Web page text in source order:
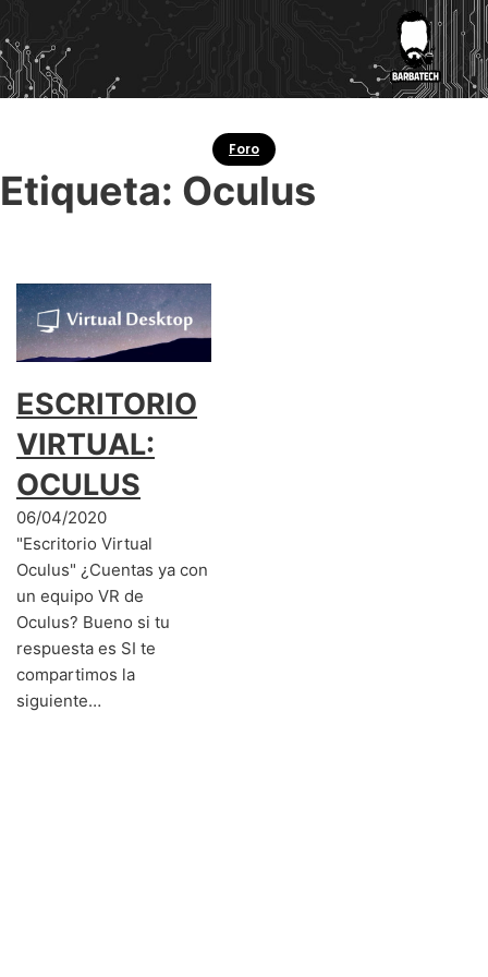
Foro
Etiqueta: Oculus
ESCRITORIO
VIRTUAL:
OCULUS
06/04/2020
"Escritorio Virtual
Oculus" ¿Cuentas ya con
un equipo VR de
Oculus? Bueno si tu
respuesta es SI te
compartimos la
siguiente…